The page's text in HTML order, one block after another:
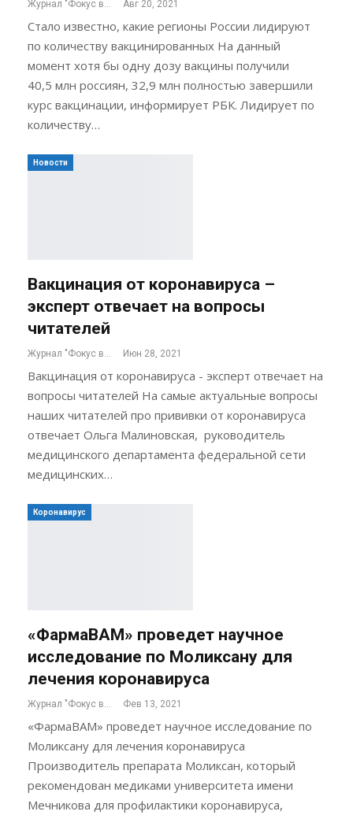
Авг 20, 2021
Стало известно, какие регионы России лидируют
по количеству вакцинированных На данный
момент хотя бы одну дозу вакцины получили
40,5 млн россиян, 32,9 млн полностью завершили
курс вакцинации, информирует РБК. Лидирует по
количеству…
Новости
Вакцинация от коронавируса –
эксперт отвечает на вопросы
читателей
Журнал "Фокус внимания" Июн 28, 2021
Вакцинация от коронавируса - эксперт отвечает на
вопросы читателей На самые актуальные вопросы
наших читателей про прививки от коронавируса
отвечает Ольга Малиновская, руководитель
медицинского департамента федеральной сети
медицинских…
Коронавирус
«ФармаВАМ» проведет научное
исследование по Моликсану для
лечения коронавируса
Фев 13, 2021
«ФармаВАМ» проведет научное исследование по
Моликсану для лечения коронавируса
Производитель препарата Моликсан, который
рекомендован медиками университета имени
Мечникова для профилактики коронавируса,